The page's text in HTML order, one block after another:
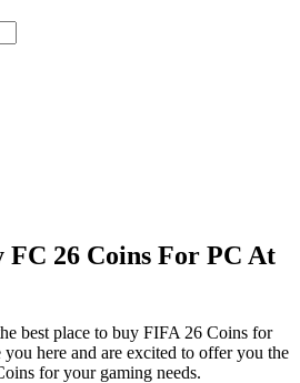
FC 26 Coins For PC At
best place to buy FIFA 26 Coins for
here and are excited to offer you the
for your gaming needs.